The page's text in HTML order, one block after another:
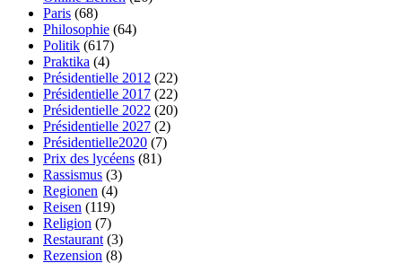
Paris (68)
Philosophie (64)
Politik (617)
Praktika (4)
Présidentielle 2012 (22)
Présidentielle 2017 (22)
Présidentielle 2022 (20)
Présidentielle 2027 (2)
Présidentielle2020 (7)
Prix des lycéens (81)
Rassismus (3)
Regionen (4)
Reisen (119)
Religion (7)
Restaurant(3)
Rezension (8)